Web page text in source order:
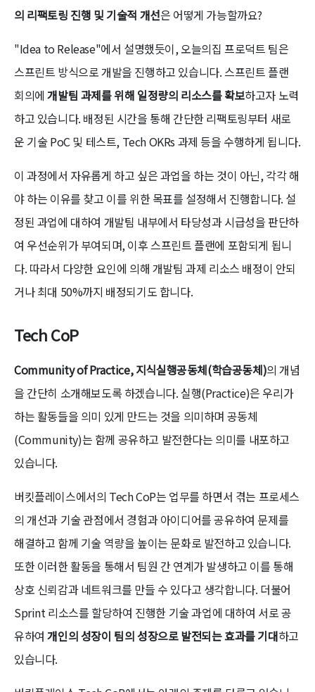
의 리팩토링 진행 및 기술적 개선은 어떻게 가능할까요?
"Idea to Release"에서 설명했듯이, 오늘의집 프로덕트 팀은
스프린트 방식으로 개발을 진행하고 있습니다. 스프린트 플랜
회의에개발팀 과제를 위해 일정량의 리소스를 확보하고자 노력
하고 있습니다. 배정된 시간을 통해 간단한 리팩토링부터 새로
운 기술 PoC 및 테스트, Tech OKRs 과제 등을 수행하게 됩니다.
이 과정에서 자유롭게 하고 싶은 과업을 하는 것이 아닌, 각각 해
야 하는 이유를 찾고 이를 위한 목표를 설정해서 진행합니다. 설
정된 과업에 대하여 개발팀 내부에서 타당성과 시급성을 판단하
여 우선순위가 부여되며, 이후 스프린트 플랜에 포함되게 됩니
다. 따라서 다양한 요인에 의해 개발팀 과제 리소스 배정이 안되
거나 최대 50%까지 배정되기도 합니다.
Tech CoP
Community of Practice, 지식실행공동체(학습공동체)의 개념
을 간단히 소개해보도록 하겠습니다. 실행(Practice)은 우리가
하는 활동들을 의미 있게 만드는 것을 의미하며 공동체
(Community)는 함께 공유하고 발전한다는 의미를 내포하고
있습니다.
버킷플레이스에서의 Tech CoP는 업무를 하면서 겪는 프로세스
의 개선과 기술 관점에서 경험과 아이디어를 공유하여 문제를
해결하고 함께 기술 역량을 높이는 문화로 발전하고 있습니다.
또한 이러한 활동을 통해서 팀원 간 연계가 발생하고 이를 통해
상호 신뢰감과 네트워크를 만들 수 있다고 생각합니다. 더불어
Sprint 리소스를 할당하여 진행한 기술 과업에 대하여 서로 공
유하여개인의 성장이 팀의 성장으로 발전되는 효과를 기대하고
있습니다.